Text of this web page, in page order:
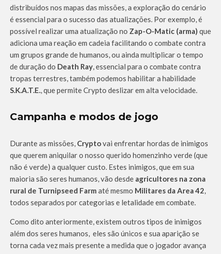
distribuídos nos mapas das missões, a exploração do cenário
é essencial para o sucesso das atualizações. Por exemplo, é
possível realizar uma atualização no Zap-O-Matic (arma) que
adiciona uma reação em cadeia facilitando o combate contra
um grupos grande de humanos, ou ainda multiplicar o tempo
de duração do Death Ray, essencial para o combate contra
tropas terrestres, também podemos habilitar a habilidade
S.K.A.T.E., que permite Crypto deslizar em alta velocidade.
Campanha e modos de jogo
Durante as missões, Cryptovai enfrentar hordas de inimigos
que querem aniquilar o nosso querido homenzinho verde (que
não é verde) a qualquer custo. Estes inimigos, que em sua
maioria são seres humanos, vão desde agricultores na zona
rural de Turnipseed Farm até mesmo Militares da Area 42,
todos separados por categorias e letalidade em combate.
Como dito anteriormente, existem outros tipos de inimigos
além dos seres humanos, eles são únicos e sua aparição se
torna cada vez mais presente a medida que o jogador avança